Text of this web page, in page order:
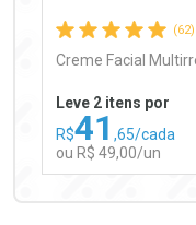
(62)
Creme Facial
Leve 2 itens por
R$41 ,65/cada
ou R$ 49,00/un